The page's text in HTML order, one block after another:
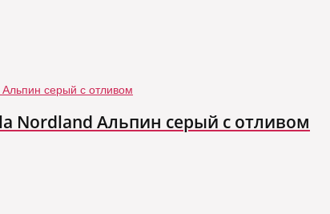
Nordland Альпин серый с отливом